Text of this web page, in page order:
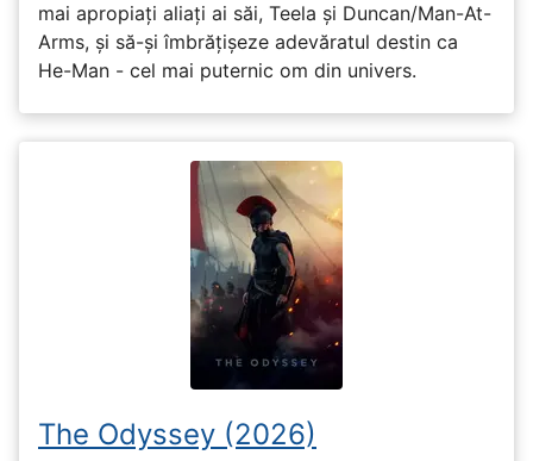
mai apropiați aliați ai săi, Teela și Duncan/Man-At-
Arms, și să-și îmbrățișeze adevăratul destin ca
He-Man - cel mai puternic om din univers.
The Odyssey (2026)